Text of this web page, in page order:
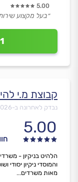
5.00
״בעל מקצוע
קבוצת מ.י
נבדק לאחרונה ב-
5.00
הלהיט בניקיון -
והמוסדי ניקיון
מאות משרדים...